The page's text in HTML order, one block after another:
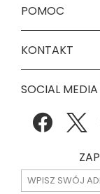
POMOC
KONTAKT
SOCIAL MEDIA